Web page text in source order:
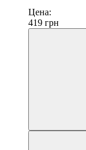
Цена:
419 грн